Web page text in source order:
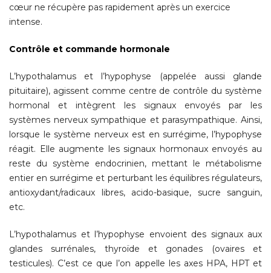
cœur ne récupère pas rapidement après un exercice
intense.
Contrôle et commande hormonale
L’hypothalamus et l’hypophyse (appelée aussi glande
pituitaire), agissent comme centre de contrôle du système
hormonal et intègrent les signaux envoyés par les
systèmes nerveux sympathique et parasympathique. Ainsi,
lorsque le système nerveux est en surrégime, l’hypophyse
réagit. Elle augmente les signaux hormonaux envoyés au
reste du système endocrinien, mettant le métabolisme
entier en surrégime et perturbant les équilibres régulateurs,
antioxydant/radicaux libres, acido-basique, sucre sanguin,
etc.
L’hypothalamus et l’hypophyse envoient des signaux aux
glandes surrénales, thyroïde et gonades (ovaires et
testicules). C’est ce que l’on appelle les axes HPA, HPT et